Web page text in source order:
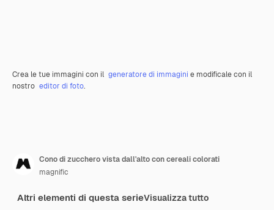
Crea le tue immagini con il generatore di immagini e modificale con il
nostro editor di foto.
Cono di zucchero vista dall'alto con cereali colorati
magnific
Altri elementi di questa serieVisualizza tutto